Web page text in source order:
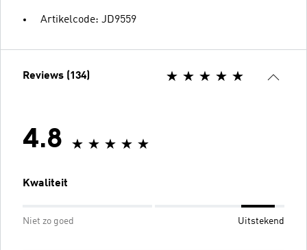
Artikelcode: JD9559
Reviews (134)
4.8
Kwaliteit
Niet zo goed Uitstekend